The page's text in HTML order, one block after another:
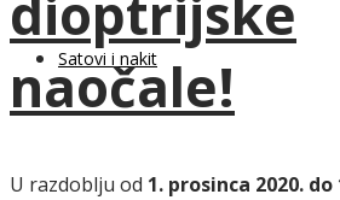
Satovi i nakit
naočale!
U razdoblju od 1. prosinca 2020.